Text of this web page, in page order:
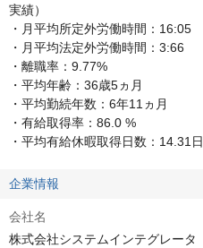
実績）
・月平均所定外労働時間：16:05
・月平均法定外労働時間：3:66
・離職率：9.77%
・平均年齢：36歳5ヵ月
・平均勤続年数：6年11ヵ月
・有給取得率：86.0 %
・平均有給休暇取得日数：14.31日
企業情報
会社名
株式会社システムインテグレータ